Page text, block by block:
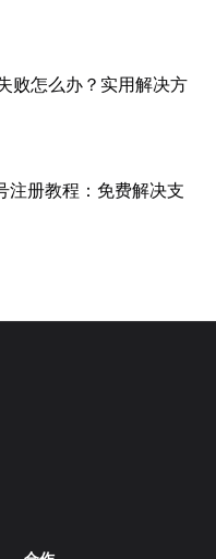
败怎么办？实用解决方
册教程：免费解决支